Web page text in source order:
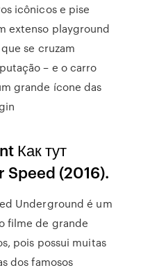
icônicos e pise
extenso playground
se cruzam
– e o carro
grande ícone das
Как тут
Speed (2016).
Underground é um
filme de grande
pois possui muitas
dos famosos